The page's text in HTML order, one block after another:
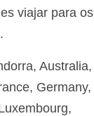
viajar para os
Australia,
Germany,